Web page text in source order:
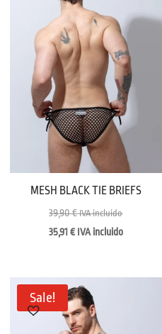
MESH BLACK TIE BRIEFS
39,90€ IVA incluido
35,91 € IVA incluido
Sale!